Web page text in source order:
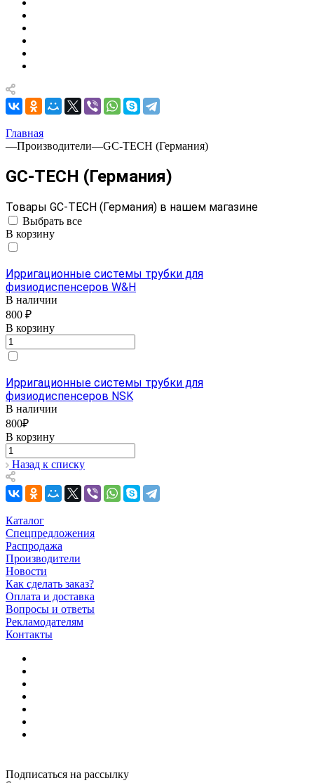
Главная
—Производители—GC-TECH (Германия)
GC-TECH (Германия)
Товары GC-TECH (Германия) в нашем магазине
Выбрать все
В корзину
Ирригационные системы трубки для
физиодиспенсеров W&H
В наличии
800 ₽
В корзину
Ирригационные системы трубки для
физиодиспенсеров NSK
В наличии
800₽
В корзину
Назад к списку
Каталог
Спецпредложения
Распродажа
Производители
Новости
Как сделать заказ?
Оплата и доставка
Вопросы и ответы
Рекламодателям
Контакты
Подписаться на рассылку